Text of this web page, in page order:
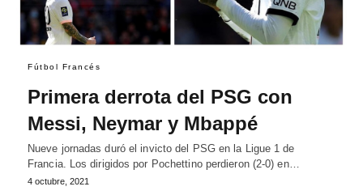
Fútbol Francés
Primera derrota del PSG con
Messi, Neymar y Mbappé
Nueve jornadas duró el invicto del PSG en la Ligue 1 de
Francia. Los dirigidos por Pochettino perdieron (2-0) en…
4 octubre, 2021